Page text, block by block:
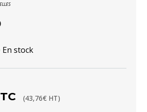
En stock
(43,76€ HT)